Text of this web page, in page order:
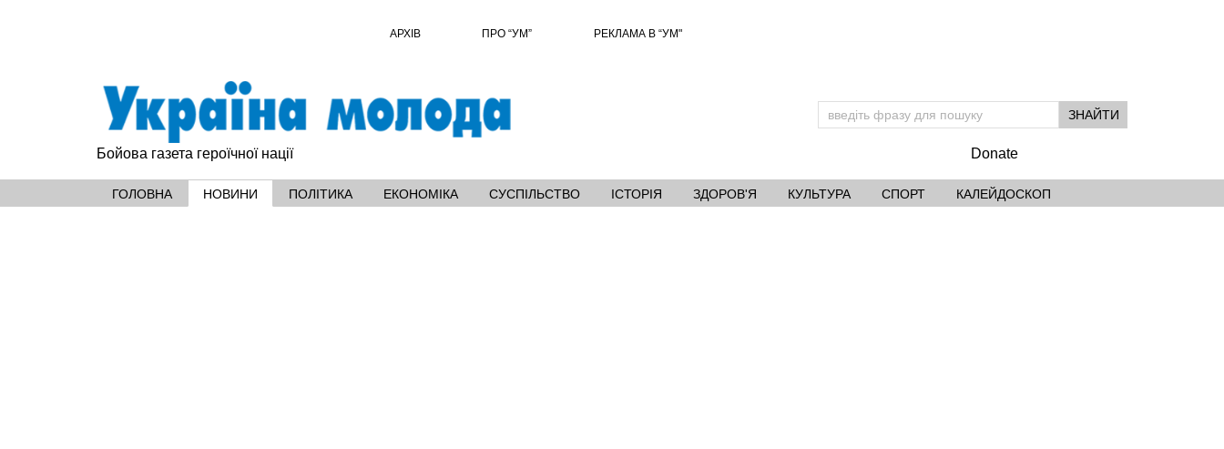
АРХІВ ПРО “УМ” РЕКЛАМА В “УМ"
Бойова газета героїчної нації Donate
ГОЛОВНА НОВИНИ ПОЛІТИКА ЕКОНОМІКА СУСПІЛЬСТВО ІСТОРІЯ ЗДОРОВ'Я КУЛЬТУРА СПОРТ КАЛЕЙДОСКОП